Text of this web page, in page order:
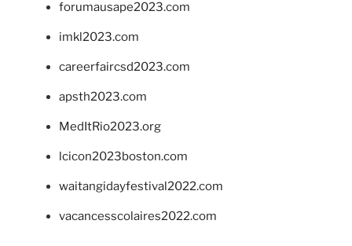
forumausape2023.com
imkl2023.com
careerfaircsd2023.com
apsth2023.com
MedItRio2023.org
lcicon2023boston.com
waitangidayfestival2022.com
vacancesscolaires2022.com